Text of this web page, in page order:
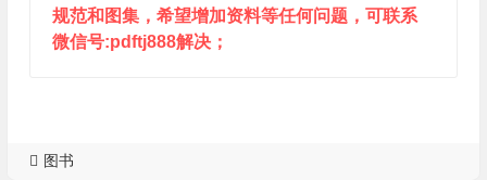
规范和图集，希望增加资料等任何问题，可联系
微信号:pdftj888解决；
图书